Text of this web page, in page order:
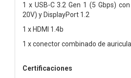
1 x USB-C 3.2 Gen 1 (5 Gbps)
20V) y DisplayPort 1.2
1 x HDMI 1.4b
1 x conector combinado de
Certificaciones